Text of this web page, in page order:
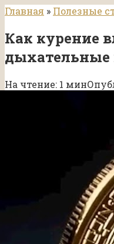
Главная » Полезные
Как курение
дыхательные
На чтение: 1 мин